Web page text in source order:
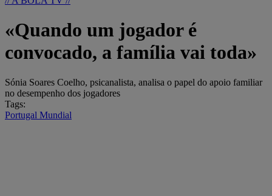
«Quando um jogador é
convocado, a família vai toda»
Sónia Soares Coelho, psicanalista, analisa o papel do apoio familiar
no desempenho dos jogadores
Tags:
Portugal Mundial